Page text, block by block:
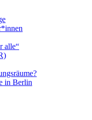
alle“
in Berlin